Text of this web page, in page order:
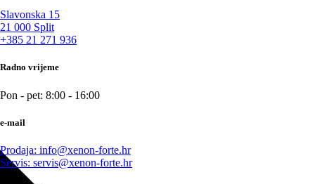
Slavonska 15
21 000 Split
+385 21 271 936
Radno vrijeme
Pon - pet: 8:00 - 16:00
e-mail
Prodaja: info@xenon-forte.hr
Servis: servis@xenon-forte.hr